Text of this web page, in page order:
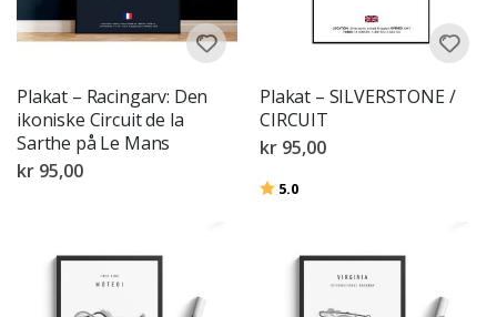
Plakat – Racingarv: Den
ikoniske Circuit de la
Sarthe på Le Mans
kr 95,00
Plakat – SILVERSTONE /
CIRCUIT
kr 95,00
Karakter:
5.0